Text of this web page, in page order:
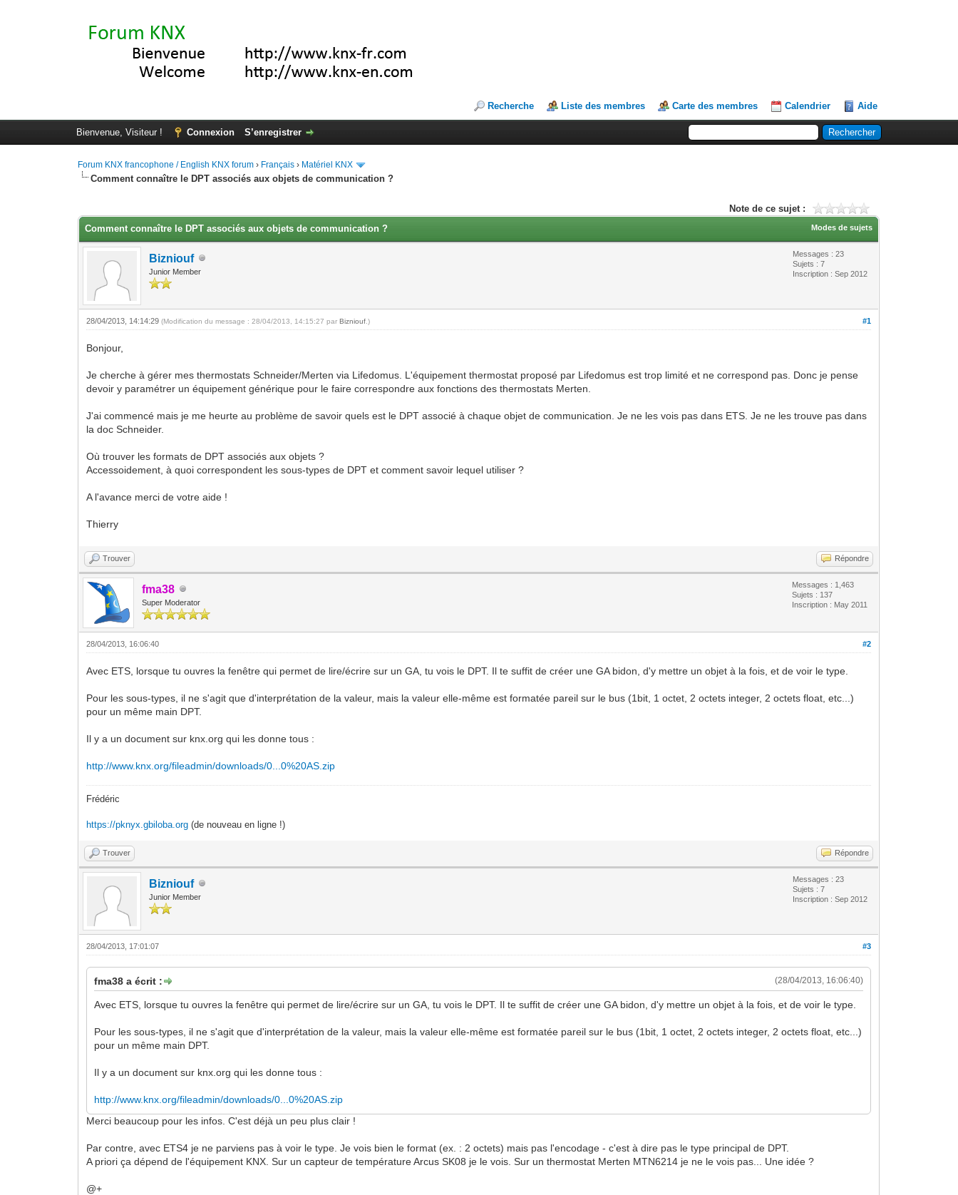
Recherche Liste des membres Carte des membres Calendrier Aide
Bienvenue, Visiteur ! Connexion S’enregistrer
Forum KNX francophone / English KNX forum › Français › Matériel KNX
Comment connaître le DPT associés aux objets de communication ?
Note de ce sujet :
Modes de sujets
Comment connaître le DPT associés aux objets de communication ?
Bizniouf
Junior Member
Messages : 23
Sujets : 7
Inscription : Sep 2012
#1
28/04/2013, 14:14:29(Modification du message : 28/04/2013, 14:15:27 parBizniouf .)
Bonjour,
Je cherche à gérer mes thermostats Schneider/Merten via Lifedomus. L'équipement thermostat proposé par Lifedomus est trop limité et ne correspond pas. Donc je pense
devoir y paramétrer un équipement générique pour le faire correspondre aux fonctions des thermostats Merten.
J'ai commencé mais je me heurte au problème de savoir quels est le DPT associé à chaque objet de communication. Je ne les vois pas dans ETS. Je ne les trouve pas dans
la doc Schneider.
Où trouver les formats de DPT associés aux objets ?
Accessoidement, à quoi correspondent les sous-types de DPT et comment savoir lequel utiliser ?
A l'avance merci de votre aide !
Thierry
Trouver Répondre
fma38
Super Moderator
Messages : 1,463
Sujets : 137
Inscription : May 2011
#2
28/04/2013, 16:06:40
Avec ETS, lorsque tu ouvres la fenêtre qui permet de lire/écrire sur un GA, tu vois le DPT. Il te suffit de créer une GA bidon, d'y mettre un objet à la fois, et de voir le type.
Pour les sous-types, il ne s'agit que d'interprétation de la valeur, mais la valeur elle-même est formatée pareil sur le bus (1bit, 1 octet, 2 octets integer, 2 octets float, etc...)
pour un même main DPT.
Il y a un document sur knx.org qui les donne tous :
http://www.knx.org/fileadmin/downloads/0...0%20AS.zip
Frédéric
https://pknyx.gbiloba.org (de nouveau en ligne !)
Trouver Répondre
Bizniouf
Junior Member
Messages : 23
Sujets : 7
Inscription : Sep 2012
#3
28/04/2013, 17:01:07
(28/04/2013, 16:06:40)
fma38 a écrit :
Avec ETS, lorsque tu ouvres la fenêtre qui permet de lire/écrire sur un GA, tu vois le DPT. Il te suffit de créer une GA bidon, d'y mettre un objet à la fois, et de voir le type.
Pour les sous-types, il ne s'agit que d'interprétation de la valeur, mais la valeur elle-même est formatée pareil sur le bus (1bit, 1 octet, 2 octets integer, 2 octets float, etc...)
pour un même main DPT.
Il y a un document sur knx.org qui les donne tous :
http://www.knx.org/fileadmin/downloads/0...0%20AS.zip
Merci beaucoup pour les infos. C'est déjà un peu plus clair !
Par contre, avec ETS4 je ne parviens pas à voir le type. Je vois bien le format (ex. : 2 octets) mais pas l'encodage - c'est à dire pas le type principal de DPT.
A priori ça dépend de l'équipement KNX. Sur un capteur de température Arcus SK08 je le vois. Sur un thermostat Merten MTN6214 je ne le vois pas... Une idée ?
@+